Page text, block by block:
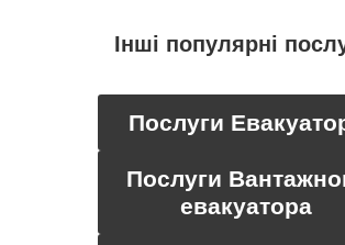
Інші популярні
Послуги
Послуги
евакуатора